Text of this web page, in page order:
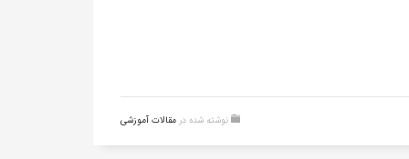
نوشته شده در مقالات آموزشی